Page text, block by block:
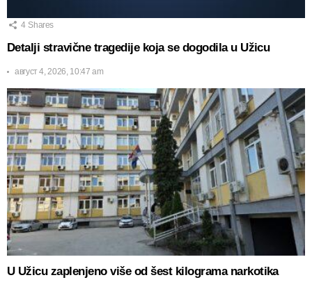
4 Shares
Detalji stravične tragedije koja se dogodila u Užicu
август 4, 2026, 10:47 am
U Užicu zaplenjeno više od šest kilograma narkotika